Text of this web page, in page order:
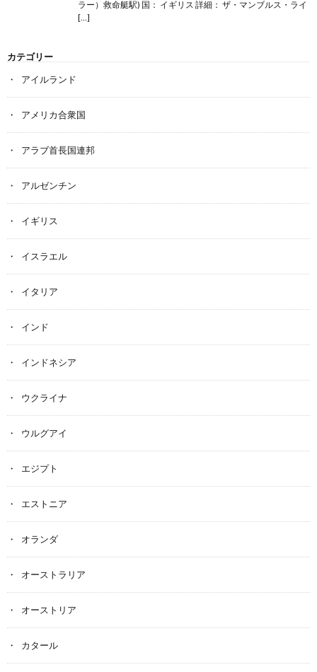
ラー）救命艇駅) 国： イギリス 詳細： ザ・マンブルス・ライ
[…]
カテゴリー
アイルランド
アメリカ合衆国
アラブ首長国連邦
アルゼンチン
イギリス
イスラエル
イタリア
インド
インドネシア
ウクライナ
ウルグアイ
エジプト
エストニア
オランダ
オーストラリア
オーストリア
カタール